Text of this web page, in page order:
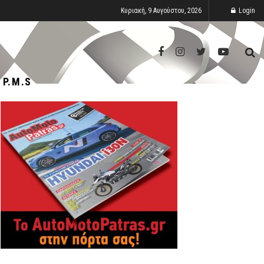
Κυριακή, 9 Αυγούστου, 2026 Login
P.M.S